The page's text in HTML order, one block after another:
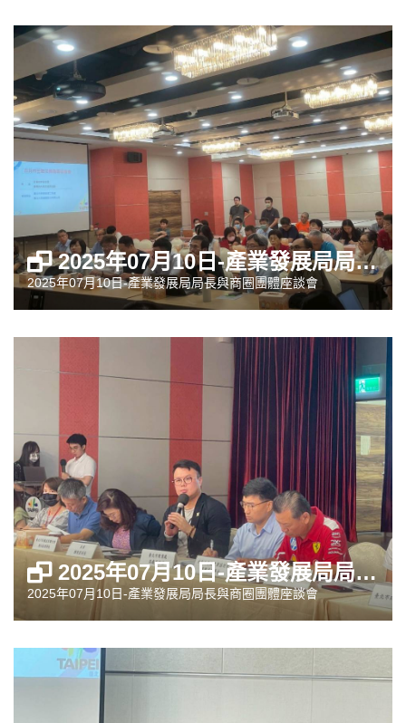
2025年07月10日-產業發展局局長與商圈團體座談會
2025年07月10日-產業發展局局長與商圈團體座談會
2025年07月10日-產業發展局局長與商圈團體座談會
2025年07月10日-產業發展局局長與商圈團體座談會